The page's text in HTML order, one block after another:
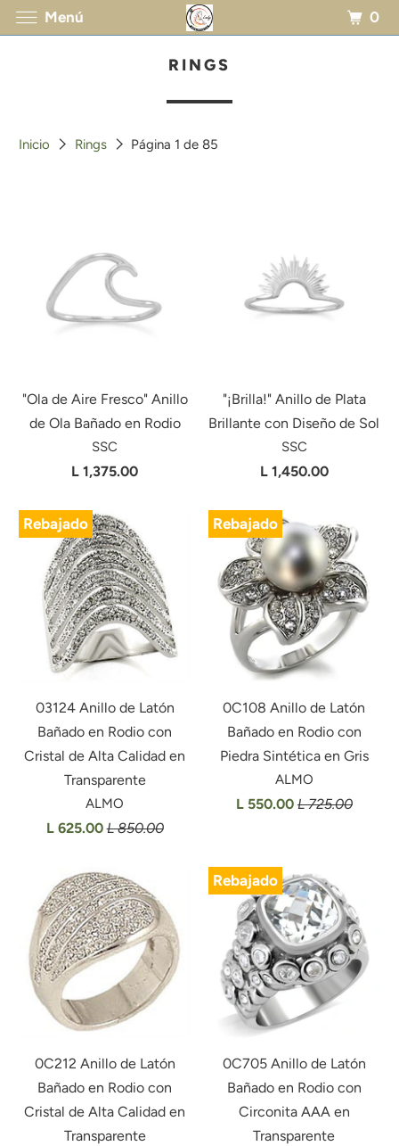
RINGS
Inicio Rings Página 1 de 85
"Ola de Aire Fresco" Anillo
de Ola Bañado en Rodio
SSC
L 1,375.00
"¡Brilla!" Anillo de Plata
Brillante con Diseño de Sol
SSC
L 1,450.00
Rebajado
03124 Anillo de Latón
Bañado en Rodio con
Cristal de Alta Calidad en
Transparente
ALMO
L 625.00L 850.00
Rebajado
0C108 Anillo de Latón
Bañado en Rodio con
Piedra Sintética en Gris
ALMO
L 550.00 L 725.00
0C212 Anillo de Latón
Bañado en Rodio con
Cristal de Alta Calidad en
Transparente
Rebajado
0C705 Anillo de Latón
Bañado en Rodio con
Circonita AAA en
Transparente
Menú 0